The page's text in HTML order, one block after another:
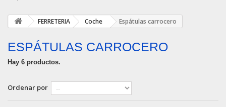
FERRETERIA Coche Espátulas carrocero
ESPÁTULAS CARROCERO
Hay 6 productos.
Ordenar por